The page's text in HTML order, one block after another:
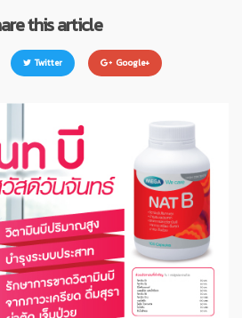
this article
Twitter Google+